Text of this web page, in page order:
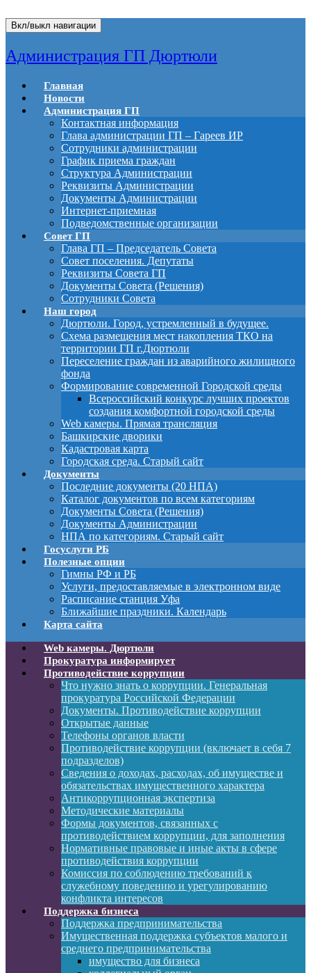
Вкл/выкл навигации
Администрация ГП Дюртюли
Главная
Новости
Администрация ГП
Контактная информация
Глава администрации ГП – Гареев ИР
Сотрудники администрации
График приема граждан
Структура Администрации
Реквизиты Администрации
Документы Администрации
Интернет-приемная
Подведомственные организации
Совет ГП
Глава ГП – Председатель Совета
Совет поселения. Депутаты
Реквизиты Совета ГП
Документы Совета (Решения)
Сотрудники Совета
Наш город
Дюртюли. Город, устремленный в будущее.
Схема размещения мест накопления ТКО на
территории ГП г.Дюртюли
Переселение граждан из аварийного жилищного
фонда
Формирование современной Городской среды
Всероссийский конкурс лучших проектов
создания комфортной городской среды
Web камеры. Прямая трансляция
Башкирские дворики
Кадастровая карта
Городская среда. Старый сайт
Документы
Последние документы (20 НПА)
Каталог документов по всем категориям
Документы Совета (Решения)
Документы Администрации
НПА по категориям. Старый сайт
Госуслуги РБ
Полезные опции
Гимны РФ и РБ
Услуги, предоставляемые в электронном виде
Расписание станция Уфа
Ближайшие праздники. Календарь
Карта сайта
Web камеры. Дюртюли
Прокуратура информирует
Противодействие коррупции
Что нужно знать о коррупции. Генеральная
прокуратура Российской Федерации
Документы. Противодействие коррупции
Открытые данные
Телефоны органов власти
Противодействие коррупции (включает в себя 7
подразделов)
Сведения о доходах, расходах, об имуществе и
обязательствах имущественного характера
Антикоррупционная экспертиза
Методические материалы
Формы документов, связанных с
противодействием коррупции, для заполнения
Нормативные правовые и иные акты в сфере
противодействия коррупции
Комиссия по соблюдению требований к
служебному поведению и урегулированию
конфликта интересов
Поддержка бизнеса
Поддержка предпринимательства
Имущественная поддержка субъектов малого и
среднего предпринимательства
имущество для бизнеса